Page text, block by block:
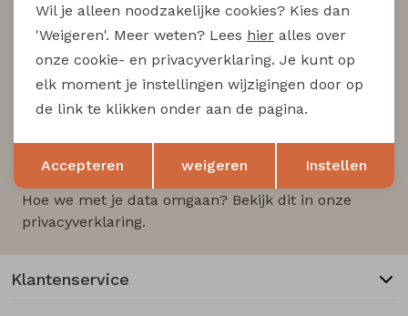
Altijd als eerste op de hoogte zijn?
op de hoogte van nieuwe acties!
Hoe we met je data omgaan? Bekijk dit in onze
privacyverklaring.
Klantenservice
Terug Opslaan
Wil je alleen noodzakelijke cookies? Kies dan
'Weigeren'. Meer weten? Lees hier alles over
onze cookie- en privacyverklaring. Je kunt op
elk moment je instellingen wijzigingen door op
de link te klikken onder aan de pagina.
Accepteren weigeren Instellen